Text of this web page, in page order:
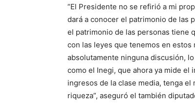
“El Presidente no se refirió a mi
dará a conocer el patrimonio de las
el patrimonio de las personas tiene
con las leyes que tenemos en
absolutamente ninguna discusión,
como el Inegi, que ahora ya mide el
ingresos de la clase media, tenga
riqueza”, aseguró el también